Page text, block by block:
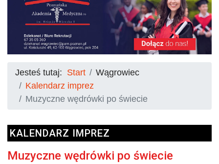
Jesteś tutaj: Start
Wągrowiec
Kalendarz imprez
Muzyczne wędrówki po świecie
KALENDARZ IMPREZ
Muzyczne wędrówki po świecie